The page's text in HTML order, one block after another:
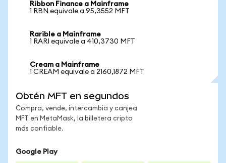
Ribbon Finance a Mainframe
1 RBN equivale a 95,3552 MFT
Rarible a Mainframe
1 RARI equivale a 410,3730 MFT
Cream a Mainframe
1 CREAM equivale a 2160,1872 MFT
Obtén MFT en segundos
Compra, vende, intercambia y canjea
MFT en MetaMask, la billetera cripto
más confiable.
Google Play